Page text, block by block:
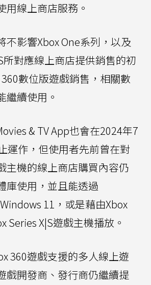
用線上商店服務。
不影響Xbox One系列，以及
所對應線上商店提供銷售的初
數位版遊戲銷售，相關數
繼續使用。
& TV App也會在2024年7
運作，但使用者先前曾在對
主機的線上商店購買內容仍
庫使用，並且能透過
11，或是藉由Xbox
Series X|S遊戲主機播放。
360遊戲支援的多人線上遊
戲開發商、發行商仍繼續提